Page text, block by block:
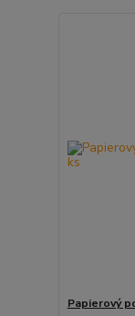
Papierový